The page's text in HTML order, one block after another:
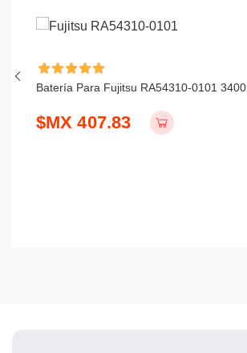
Batería Para Fujitsu RA54310-0101
$MX 407.83